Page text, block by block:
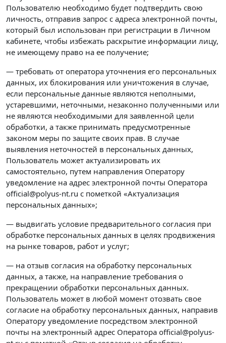
Пользователю необходимо будет подтвердить свою
личность, отправив запрос с адреса электронной почты,
который был использован при регистрации в Личном
кабинете, чтобы избежать раскрытие информации лицу,
не имеющему право на ее получение;
— требовать от оператора уточнения его персональных
данных, их блокирования или уничтожения в случае,
если персональные данные являются неполными,
устаревшими, неточными, незаконно полученными или
не являются необходимыми для заявленной цели
обработки, а также принимать предусмотренные
законом меры по защите своих прав. В случае
выявления неточностей в персональных данных,
Пользователь может актуализировать их
самостоятельно, путем направления Оператору
уведомление на адрес электронной почты Оператора
official@polyus-nt.ru с пометкой «Актуализация
персональных данных»;
— выдвигать условие предварительного согласия при
обработке персональных данных в целях продвижения
на рынке товаров, работ и услуг;
— на отзыв согласия на обработку персональных
данных, а также, на направление требования о
прекращении обработки персональных данных.
Пользователь может в любой момент отозвать свое
согласие на обработку персональных данных, направив
Оператору уведомление посредством электронной
почты на электронный адрес Оператора official@polyus-